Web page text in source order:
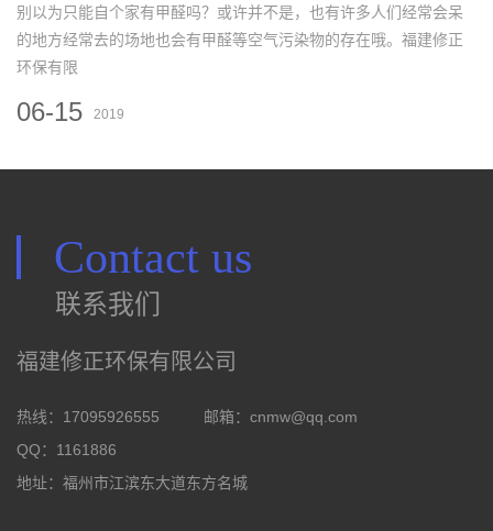
别以为只能自个家有甲醛吗？或许并不是，也有许多人们经常会呆
的地方经常去的场地也会有甲醛等空气污染物的存在哦。福建修正
环保有限
06-15 2019
Contact us
联系我们
福建修正环保有限公司
热线：17095926555 邮箱： cnmw@qq.com
QQ：1161886
地址：福州市江滨东大道东方名城